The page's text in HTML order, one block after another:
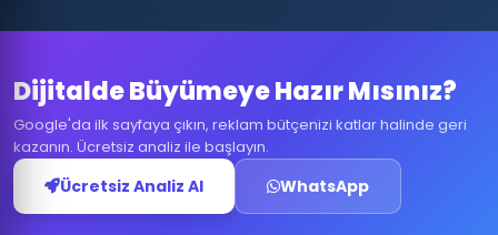
Dijitalde Büyümeye Hazır Mısınız?
Google'da ilk sayfaya çıkın, reklam bütçenizi katlar halinde geri
kazanın. Ücretsiz analiz ile başlayın.
Ücretsiz Analiz Al WhatsApp